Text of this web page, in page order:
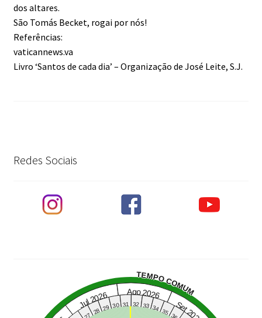
dos altares.
São Tomás Becket, rogai por nós!
Referências:
vaticannews.va
Livro ‘Santos de cada dia’ – Organização de José Leite, S.J.
Redes Sociais
TEMPO COMUM
Jul 2026 Ago 2026
Set 2026
27
28 29 30 31 32 33 34 35